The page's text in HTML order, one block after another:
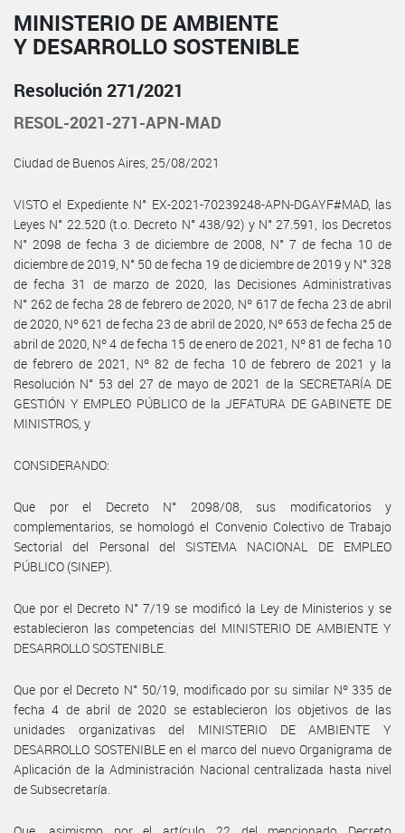
MINISTERIO DE AMBIENTE
Y DESARROLLO SOSTENIBLE
Resolución 271/2021
RESOL-2021-271-APN-MAD
Ciudad de Buenos Aires, 25/08/2021
VISTO el Expediente N° EX-2021-70239248-APN-DGAYF#MAD, las
Leyes N° 22.520 (t.o. Decreto N° 438/92) y N° 27.591, los Decretos
N° 2098 de fecha 3 de diciembre de 2008, N° 7 de fecha 10 de
diciembre de 2019, N° 50 de fecha 19 de diciembre de 2019 y N° 328
de fecha 31 de marzo de 2020, las Decisiones Administrativas
N° 262 de fecha 28 de febrero de 2020, Nº 617 de fecha 23 de abril
de 2020, Nº 621 de fecha 23 de abril de 2020, Nº 653 de fecha 25 de
abril de 2020, Nº 4 de fecha 15 de enero de 2021, Nº 81 de fecha 10
de febrero de 2021, Nº 82 de fecha 10 de febrero de 2021 y la
Resolución N° 53 del 27 de mayo de 2021 de la SECRETARÍA DE
GESTIÓN Y EMPLEO PÚBLICO de la JEFATURA DE GABINETE DE
MINISTROS, y
CONSIDERANDO:
Que por el Decreto N° 2098/08, sus modificatorios y
complementarios, se homologó el Convenio Colectivo de Trabajo
Sectorial del Personal del SISTEMA NACIONAL DE EMPLEO
PÚBLICO (SINEP).
Que por el Decreto N° 7/19 se modificó la Ley de Ministerios y se
establecieron las competencias del MINISTERIO DE AMBIENTE Y
DESARROLLO SOSTENIBLE.
Que por el Decreto N° 50/19, modificado por su similar Nº 335 de
fecha 4 de abril de 2020 se establecieron los objetivos de las
unidades organizativas del MINISTERIO DE AMBIENTE Y
DESARROLLO SOSTENIBLE en el marco del nuevo Organigrama de
Aplicación de la Administración Nacional centralizada hasta nivel
de Subsecretaría.